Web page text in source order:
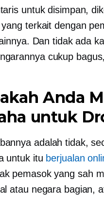
untuk disimpan,
terkait dengan
Dan tidak ada
cukup
Anda
untuk
adalah tidak,
untuk itu berjualan
pemasok yang sah
atau negara bagian,